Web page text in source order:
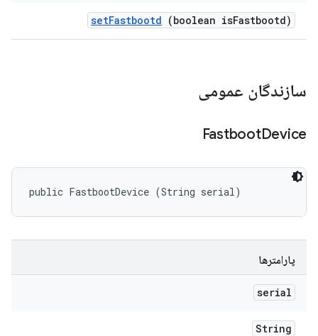
setFastbootd (boolean isFastbootd)
سازندگان عمومی
FastbootDevice
public FastbootDevice (String serial)
پارامترها
serial
String